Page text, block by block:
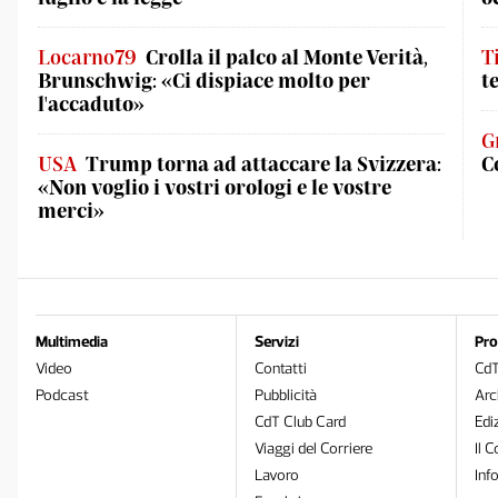
Locarno79 Crolla il palco al Monte Verità,
Brunschwig: «Ci dispiace molto per
l'accaduto»
USA Trump torna ad attaccare la Svizzera:
«Non voglio i vostri orologi e le vostre
merci»
Multimedia
Video
Podcast
Servizi
Contatti
Pubblicità
CdT Club Card
Viaggi del Corriere
Lavoro
Il